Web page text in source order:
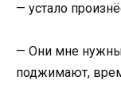
— устало
— Они мне
поджимают,